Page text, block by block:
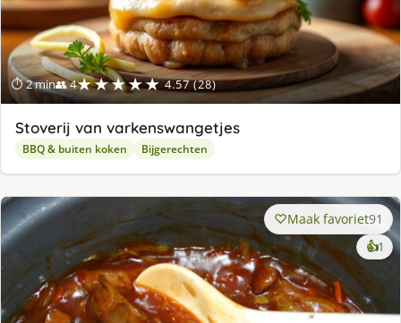
⏱ 2 min👥 4★★★★★ 4.57 (28)
Stoverij van varkenswangetjes
BBQ & buiten koken Bijgerechten
Maak favoriet91
👍1